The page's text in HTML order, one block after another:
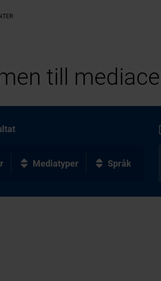
till
Mediatyper Språk